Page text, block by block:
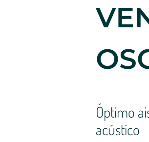
Óptimo
acústico